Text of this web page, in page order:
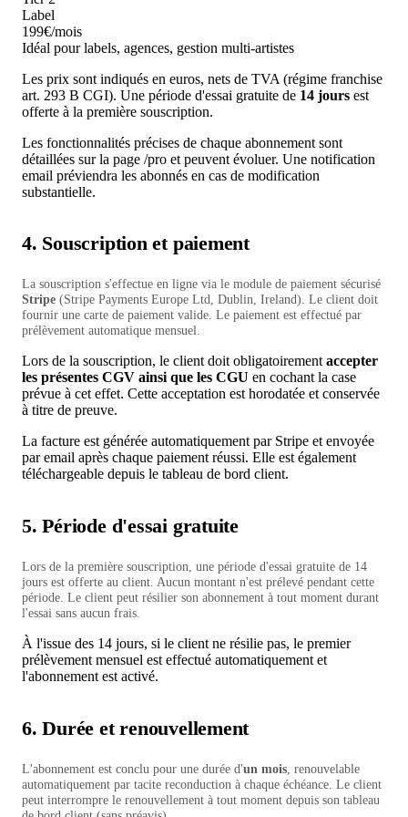
Label
199€/mois
Idéal pour labels, agences, gestion multi-artistes
Les prix sont indiqués en euros, nets de TVA (régime franchise
art. 293 B CGI). Une période d'essai gratuite de 14 jours est
offerte à la première souscription.
Les fonctionnalités précises de chaque abonnement sont
détaillées sur la page /pro et peuvent évoluer. Une notification
email préviendra les abonnés en cas de modification
substantielle.
4. Souscription et paiement
La souscription s'effectue en ligne via le module de paiement sécurisé
Stripe (Stripe Payments Europe Ltd, Dublin, Ireland). Le client doit
fournir une carte de paiement valide. Le paiement est effectué par
prélèvement automatique mensuel.
Lors de la souscription, le client doit obligatoirementaccepter
les présentes CGV ainsi que les CGU en cochant la case
prévue à cet effet. Cette acceptation est horodatée et conservée
à titre de preuve.
La facture est générée automatiquement par Stripe et envoyée
par email après chaque paiement réussi. Elle est également
téléchargeable depuis le tableau de bord client.
5. Période d'essai gratuite
Lors de la première souscription, une période d'essai gratuite de 14
jours est offerte au client. Aucun montant n'est prélevé pendant cette
période. Le client peut résilier son abonnement à tout moment durant
l'essai sans aucun frais.
À l'issue des 14 jours, si le client ne résilie pas, le premier
prélèvement mensuel est effectué automatiquement et
l'abonnement est activé.
6. Durée et renouvellement
L'abonnement est conclu pour une durée d'un mois, renouvelable
automatiquement par tacite reconduction à chaque échéance. Le client
peut interrompre le renouvellement à tout moment depuis son tableau